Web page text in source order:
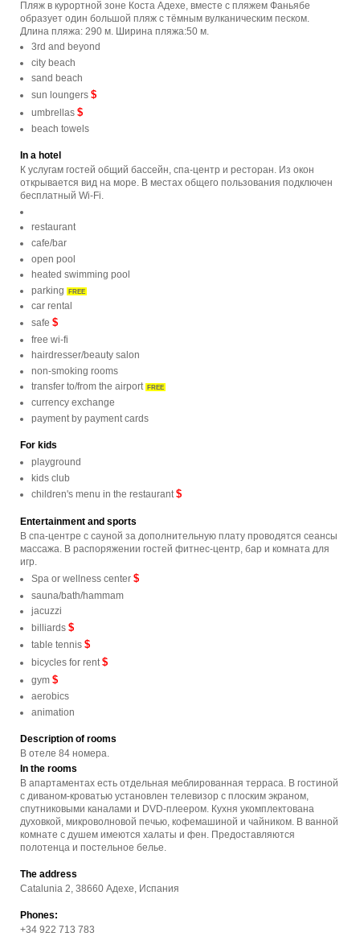
Пляж в курортной зоне Коста Адехе, вместе с пляжем Фаньябе
образует один большой пляж с тёмным вулканическим песком.
Длина пляжа: 290 м. Ширина пляжа:50 м.
3rd and beyond
city beach
sand beach
sun loungers $
umbrellas $
beach towels
In a hotel
К услугам гостей общий бассейн, спа-центр и ресторан. Из окон
открывается вид на море. В местах общего пользования подключен
бесплатный Wi-Fi.
restaurant
cafe/bar
open pool
heated swimming pool
parking FREE
car rental
safe $
free wi-fi
hairdresser/beauty salon
non-smoking rooms
transfer to/from the airport FREE
currency exchange
payment by payment cards
For kids
playground
kids club
children's menu in the restaurant$
Entertainment and sports
В спа-центре с сауной за дополнительную плату проводятся сеансы
массажа. В распоряжении гостей фитнес-центр, бар и комната для
игр.
Spa or wellness center $
sauna/bath/hammam
jacuzzi
billiards $
table tennis $
bicycles for rent$
gym $
aerobics
animation
Description of rooms
В отеле 84 номера.
In the rooms
В апартаментах есть отдельная меблированная терраса. В гостиной
с диваном-кроватью установлен телевизор с плоским экраном,
спутниковыми каналами и DVD-плеером. Кухня укомплектована
духовкой, микроволновой печью, кофемашиной и чайником. В ванной
комнате с душем имеются халаты и фен. Предоставляются
полотенца и постельное белье.
The address
Catalunia 2, 38660 Адехе, Испания
Phones:
+34 922 713 783